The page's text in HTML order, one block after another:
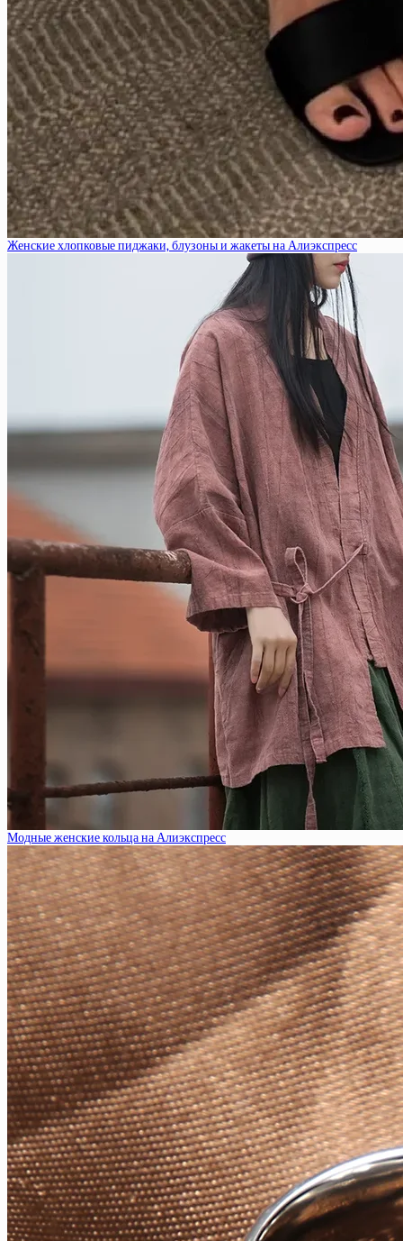
Женские хлопковые пиджаки, блузоны и жакеты на Алиэкспресс
Модные женские кольца на Алиэкспресс